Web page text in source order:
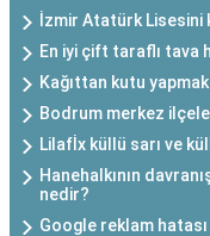
İzmir Atatürk Lisesini
En iyi çift taraflı tava
Kağıttan kutu
Bodrum merkez
Lilafİx küllü sarı ve
Hanehalkının
nedir?
Google reklam